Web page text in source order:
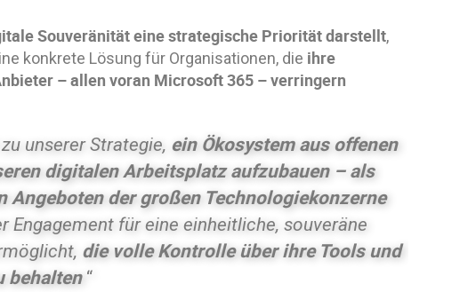
Souveränität eine strategische Priorität darstellt,
konkrete Lösung für Organisationen, die ihre
– allen voran Microsoft 365 – verringern
unserer Strategie, ein Ökosystem aus offenen
digitalen Arbeitsplatz aufzubauen – als
der großen Technologiekonzerne
Engagement für eine einheitliche, souveräne
die volle Kontrolle über ihre Tools und
behalten“